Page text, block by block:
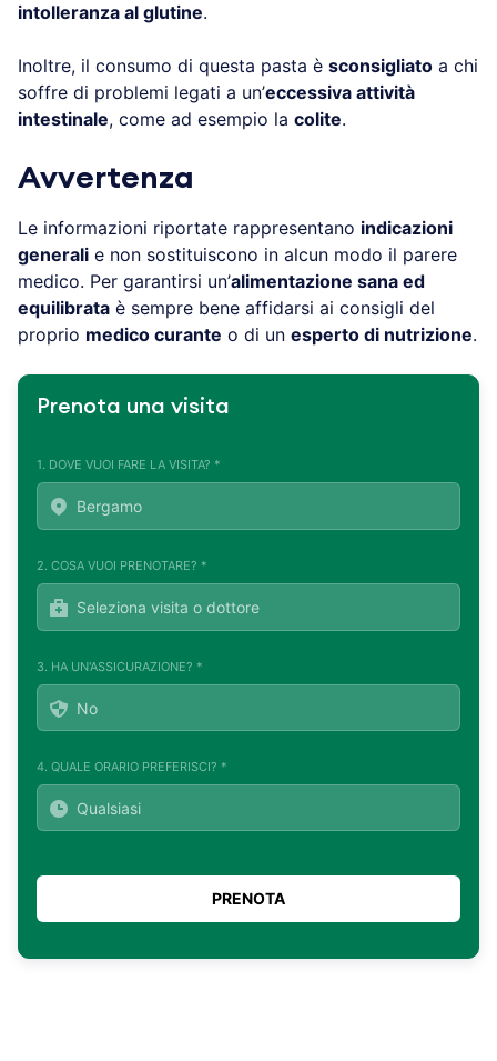
intolleranza al glutine.
Inoltre, il consumo di questa pasta è sconsigliato a chi
soffre di problemi legati a un’eccessiva attività
intestinale, come ad esempio la colite.
Avvertenza
Le informazioni riportate rappresentano indicazioni
generali e non sostituiscono in alcun modo il parere
medico. Per garantirsi un’alimentazione sana ed
equilibrata è sempre bene affidarsi ai consigli del
proprio medico curante o di un esperto di nutrizione.
Prenota una visita
1. DOVE VUOI FARE LA VISITA? *
2. COSA VUOI PRENOTARE? *
3. HA UN'ASSICURAZIONE? *
4. QUALE ORARIO PREFERISCI? *